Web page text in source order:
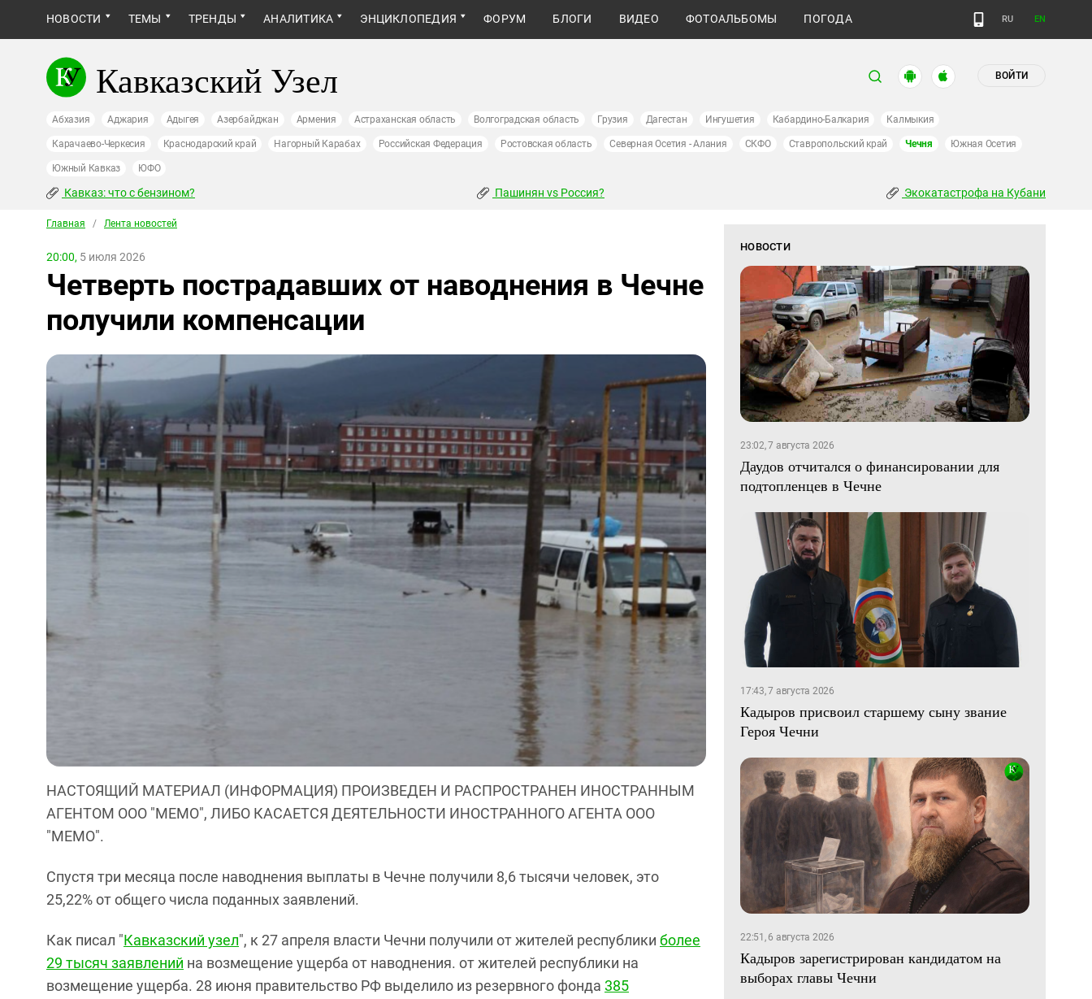
НОВОСТИ ТЕМЫ ТРЕНДЫ АНАЛИТИКА ЭНЦИКЛОПЕДИЯ ФОРУМ БЛОГИ ВИДЕО ФОТОАЛЬБОМЫ ПОГОДА RU EN
Кавказский Узел ВОЙТИ
Абхазия Аджария Адыгея Азербайджан Армения Астраханская область Волгоградская область Грузия Дагестан Ингушетия Кабардино-Балкария Калмыкия
Карачаево-Черкесия Краснодарский край Нагорный Карабах Российская Федерация Ростовская область Северная Осетия - Алания СКФО Ставропольский край Чечня Южная Осетия
Южный Кавказ ЮФО
Кавказ: что с бензином? Пашинян vs Россия? Экокатастрофа на Кубани
Главная / Лента новостей
20:00, 5 июля 2026
Четверть пострадавших от наводнения в Чечне
получили компенсации
НАСТОЯЩИЙ МАТЕРИАЛ (ИНФОРМАЦИЯ) ПРОИЗВЕДЕН И РАСПРОСТРАНЕН ИНОСТРАННЫМ
АГЕНТОМ ООО "МЕМО", ЛИБО КАСАЕТСЯ ДЕЯТЕЛЬНОСТИ ИНОСТРАННОГО АГЕНТА ООО
"МЕМО".
Спустя три месяца после наводнения выплаты в Чечне получили 8,6 тысячи человек, это
25,22% от общего числа поданных заявлений.
Как писал "Кавказский узел", к 27 апреля власти Чечни получили от жителей республики более
29 тысяч заявлений на возмещение ущерба от наводнения. от жителей республики на
возмещение ущерба. 28 июня правительство РФ выделило из резервного фонда 385
НОВОСТИ
23:02, 7 августа 2026
Даудов отчитался о финансировании для
подтопленцев в Чечне
17:43, 7 августа 2026
Кадыров присвоил старшему сыну звание
Героя Чечни
22:51, 6 августа 2026
Кадыров зарегистрирован кандидатом на
выборах главы Чечни